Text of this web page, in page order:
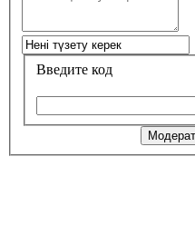
Введите код